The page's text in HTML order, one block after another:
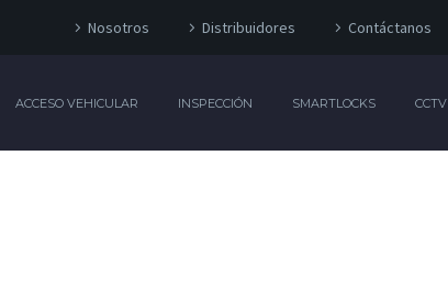
Nosotros Distribuidores Contáctanos
ACCESO VEHICULAR INSPECCIÓN SMARTLOCKS CCTV